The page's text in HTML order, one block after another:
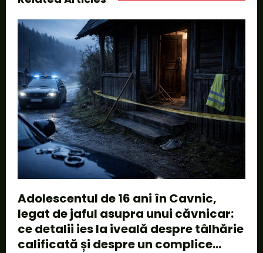
Adolescentul de 16 ani în Cavnic,
legat de jaful asupra unui căvnicar:
ce detalii ies la iveală despre tâlhărie
calificată și despre un complice...